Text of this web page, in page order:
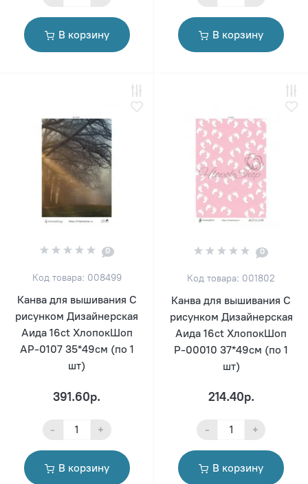
В корзину В корзину
0
Код товара: 008499
Канва для вышивания С
рисунком Дизайнерская
Аида 16ct ХлопокШоп
АР-0107 35*49см (по 1
шт)
391.60р.
- +
В корзину
0
Код товара: 001802
Канва для вышивания С
рисунком Дизайнерская
Аида 16ct ХлопокШоп
Р-00010 37*49см (по 1
шт)
214.40р.
- +
В корзину